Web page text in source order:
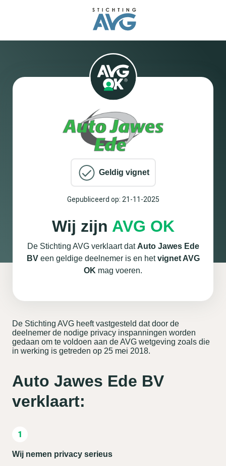
Geldig vignet
Gepubliceerd op: 21-11-2025
Wij zijn AVG OK
De Stichting AVG verklaart dat Auto Jawes Ede
BVeen geldige deelnemer is en hetvignet AVG
OK mag voeren.
De Stichting AVG heeft vastgesteld dat door de
deelnemer de nodige privacy inspanningen worden
gedaan om te voldoen aan de AVG wetgeving zoals die
in werking is getreden op 25 mei 2018.
Auto Jawes Ede BV
verklaart:
Wij nemen privacy serieus